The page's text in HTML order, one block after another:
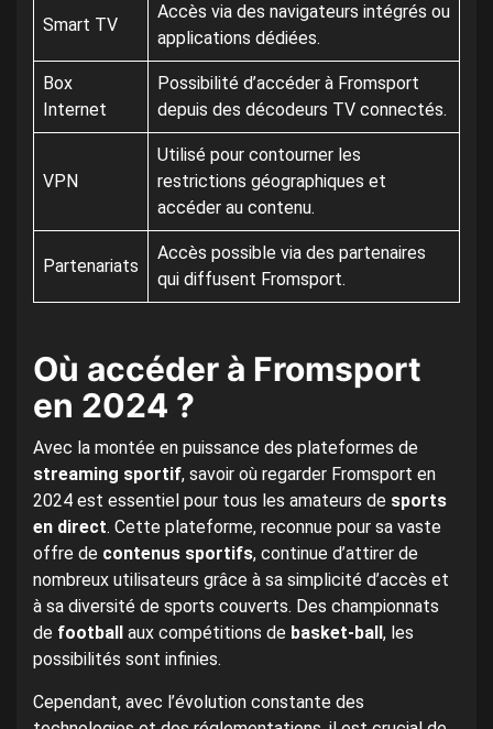
Smart TV
Accès via des navigateurs intégrés ou
applications dédiées.
Box
Internet
Possibilité d’accéder à Fromsport
depuis des décodeurs TV connectés.
VPN
Utilisé pour contourner les
restrictions géographiques et
accéder au contenu.
Partenariats
Accès possible via des partenaires
qui diffusent Fromsport.
Où accéder à Fromsport
en 2024 ?
Avec la montée en puissance des plateformes de
streaming sportif, savoir où regarder Fromsport en
2024 est essentiel pour tous les amateurs de sports
en direct. Cette plateforme, reconnue pour sa vaste
offre de contenus sportifs, continue d’attirer de
nombreux utilisateurs grâce à sa simplicité d’accès et
à sa diversité de sports couverts. Des championnats
de football aux compétitions de basket-ball , les
possibilités sont infinies.
Cependant, avec l’évolution constante des